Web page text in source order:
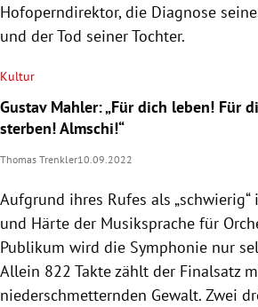
Hofoperndirektor, die Diagnose
und der Tod seiner Tochter.
Kultur
Gustav Mahler: „Für dich leben! Für
sterben! Almschi!“
Thomas Trenkler10.09.2022
Aufgrund ihres Rufes als
und Härte der Musiksprache für
Publikum wird die Symphonie nur
Allein 822 Takte zählt der Finalsatz
niederschmetternden Gewalt. Zwei